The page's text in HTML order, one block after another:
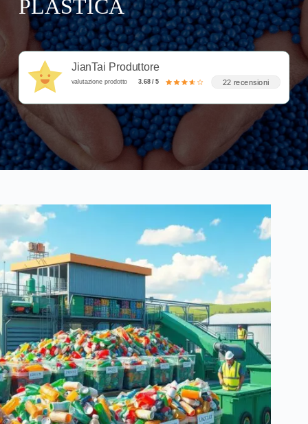
PLASTICA
JianTai Produttore
valutazione prodotto 3.68 / 5 22 recensioni